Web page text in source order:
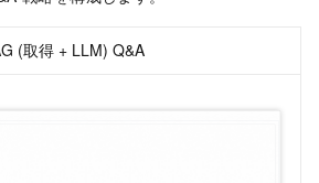
(取得 + LLM) Q&A